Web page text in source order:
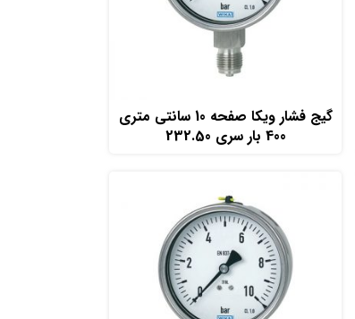
گیج فشار ویکا صفحه 10 سانتی متری
400 بار سری 232.50